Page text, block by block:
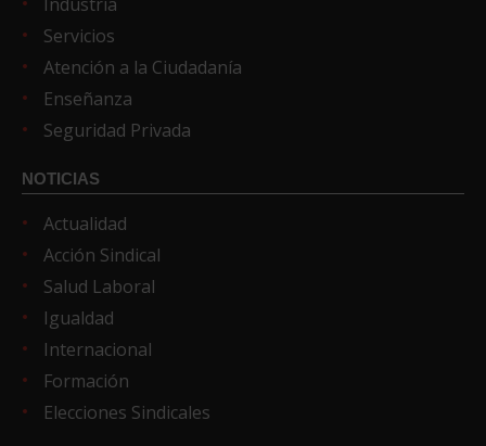
Servicios
Atención a la Ciudadanía
Enseñanza
Seguridad Privada
NOTICIAS
Actualidad
Acción Sindical
Salud Laboral
Igualdad
Internacional
Formación
Elecciones Sindicales